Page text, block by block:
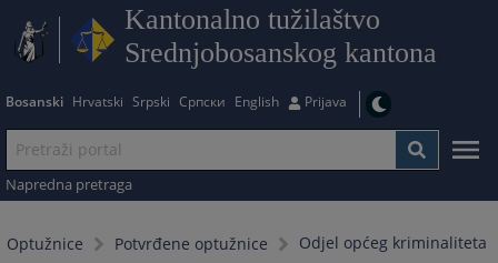
Kantonalno tužilaštvo
Srednjobosanskog kantona
Bosanski Hrvatski Srpski Српски English Prijava
Napredna pretraga
Optužnice Potvrđene optužnice Odjel općeg kriminaliteta